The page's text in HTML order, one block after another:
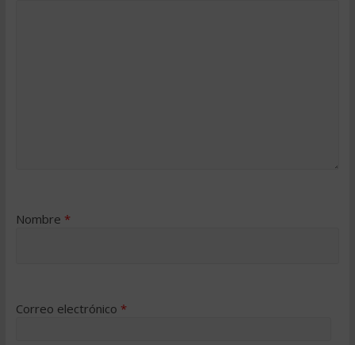
Nombre *
Correo electrónico *